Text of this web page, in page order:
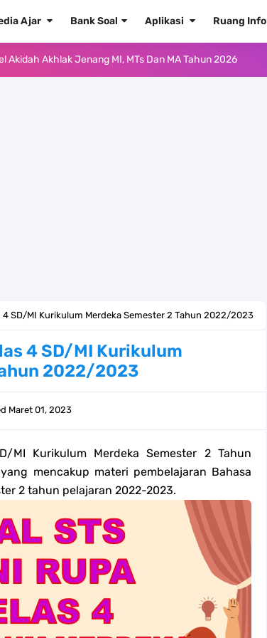
Ajar Bank Soal Aplikasi Ruang Info
Hadis Semua Jenjang Tahun 2026
2 Kurikulum Merdeka Tahun 2026
Untuk Guru Madrasah
Merdeka Tahun 2026
2 Kurikulum Merdeka Tahun 2026
2026 Lengkap
2026
4 SD/MI Kurikulum Merdeka Semester 2 Tahun 2022/2023
4 SD/MI Kurikulum
2022/2023
Maret 01, 2023
MI Kurikulum Merdeka Semester 2 Tahun
mencakup materi pembelajaran Bahasa
2 tahun pelajaran 2022-2023.